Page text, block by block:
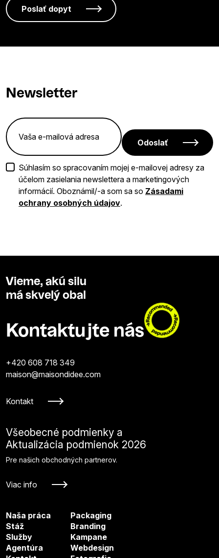
Newsletter
Odoslať
Súhlasím so spracovaním mojej e-mailovej adresy za
účelom zasielania newslettera a marketingových
informácií. Oboznámil/-a som sa so Zásadami
ochrany osobných údajov.
Vieme, akú silu
má skvelý obal
Kontaktujte nás
+420 608 718 349
maison@maisondidee.com
Kontakt
Všeobecné podmienky a
Aktualizácia podmienok 2026
Pre našich obchodných partnerov.
Viac info
Naša práca
Stáž
Služby
Agentúra
Packaging
Branding
Kampane
Webdesign